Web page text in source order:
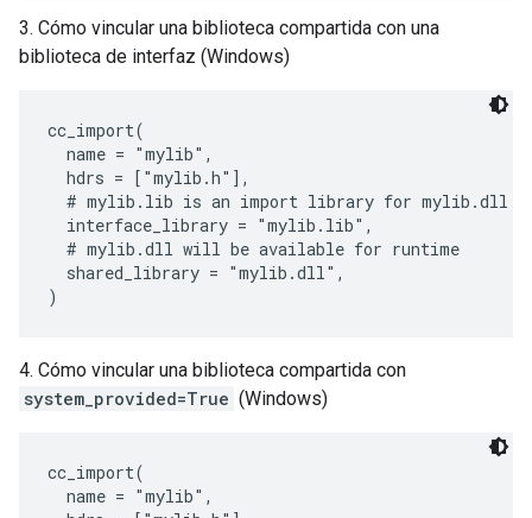
3. Cómo vincular una biblioteca compartida con una
biblioteca de interfaz (Windows)
cc_import(
  name = "mylib",
  hdrs = ["mylib.h"],
# mylib.lib is an import library for mylib.dll
  interface_library = "mylib.lib",
  # mylib.dll will be available for runtime
  shared_library = "mylib.dll",
4. Cómo vincular una biblioteca compartida con
system_provided=True (Windows)
cc_import(
  name = "mylib",